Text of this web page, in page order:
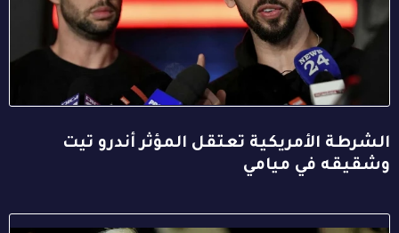
الشرطة الأمريكية تعتقل المؤثر أندرو تيت
وشقيقه في ميامي